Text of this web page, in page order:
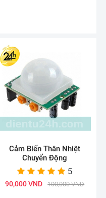
Cảm Biến Thân Nhiệt
Chuyển Động
5
90,000 VND 100,000 VND